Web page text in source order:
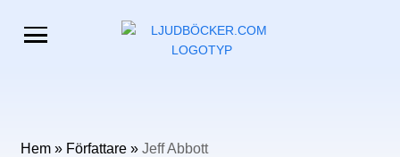
Hem» Författare» Jeff Abbott